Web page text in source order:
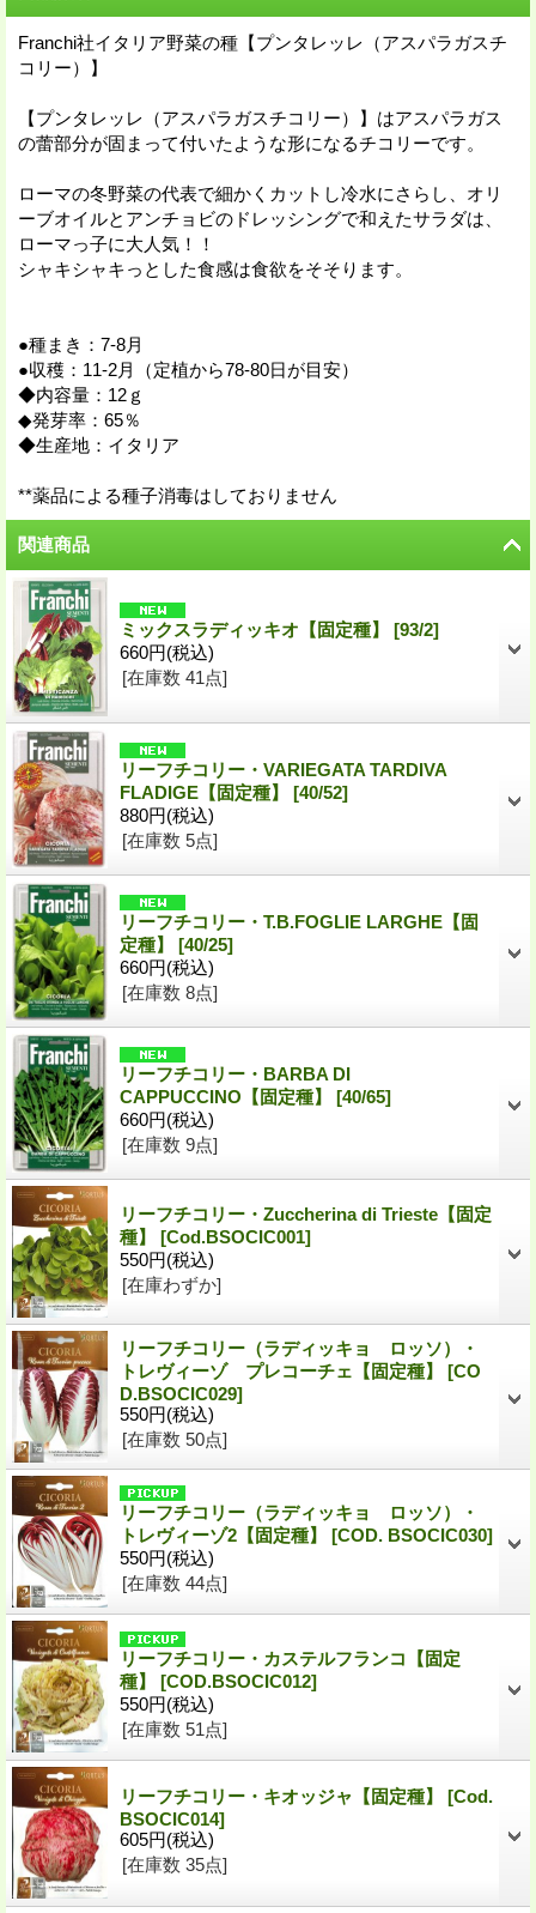
Franchi社イタリア野菜の種【プンタレッレ（アスパラガスチ
コリー）】
【プンタレッレ（アスパラガスチコリー）】はアスパラガス
の蕾部分が固まって付いたような形になるチコリーです。
ローマの冬野菜の代表で細かくカットし冷水にさらし、オリ
ーブオイルとアンチョビのドレッシングで和えたサラダは、
ローマっ子に大人気！！
シャキシャキっとした食感は食欲をそそります。
●種まき：7-8月
●収穫：11-2月（定植から78-80日が目安）
◆内容量：12ｇ
◆発芽率：65％
◆生産地：イタリア
**薬品による種子消毒はしておりません
関連商品
ミックスラディッキオ【固定種】 [93/2]
660円(税込)
[在庫数 41点]
リーフチコリー・VARIEGATA TARDIVA
FLADIGE【固定種】 [40/52]
880円(税込)
[在庫数 5点]
リーフチコリー・T.B.FOGLIE LARGHE【固
定種】 [40/25]
660円(税込)
[在庫数 8点]
リーフチコリー・BARBA DI
CAPPUCCINO【固定種】 [40/65]
660円(税込)
[在庫数 9点]
リーフチコリー・Zuccherina di Trieste【固定
種】 [Cod.BSOCIC001]
550円(税込)
[在庫わずか]
リーフチコリー（ラディッキョ ロッソ）・
トレヴィーゾ プレコーチェ【固定種】 [CO
D.BSOCIC029]
550円(税込)
[在庫数 50点]
リーフチコリー（ラディッキョ ロッソ）・
トレヴィーゾ2【固定種】 [COD. BSOCIC030]
550円(税込)
[在庫数 44点]
リーフチコリー・カステルフランコ【固定
種】 [COD.BSOCIC012]
550円(税込)
[在庫数 51点]
リーフチコリー・キオッジャ【固定種】 [Cod.
BSOCIC014]
605円(税込)
[在庫数 35点]